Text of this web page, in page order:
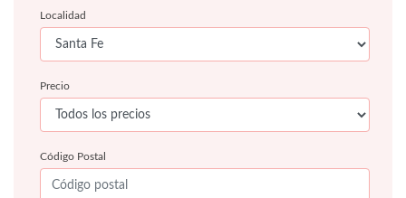
Localidad
Precio
Código Postal